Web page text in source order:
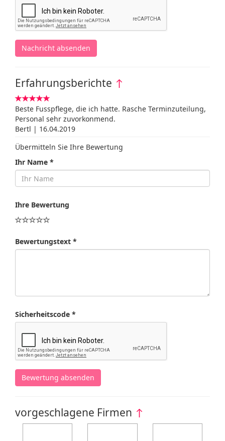
Nachricht absenden
Erfahrungsberichte ↑
Beste Fusspflege, die ich hatte. Rasche Terminzuteilung,
Personal sehr zuvorkonmend.
Bertl | 16.04.2019
Übermitteln Sie Ihre Bewertung
Ihr Name *
Ihre Bewertung
Bewertungstext *
Sicherheitscode *
Bewertung absenden
vorgeschlagene Firmen ↑